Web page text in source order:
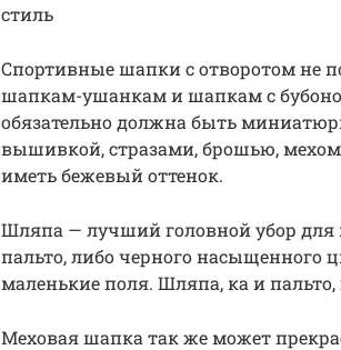
стиль
Спортивные шапки с отворотом не
шапкам-ушанкам и шапкам с
обязательно должна быть
вышивкой, стразами, брошью,
иметь бежевый оттенок.
Шляпа — лучший головной убор для
пальто, либо черного насыщенного
маленькие поля. Шляпа, ка и пальто,
Меховая шапка так же может